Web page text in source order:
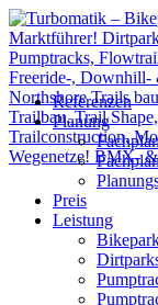
Referenzen
Planung
Preis
Leistung